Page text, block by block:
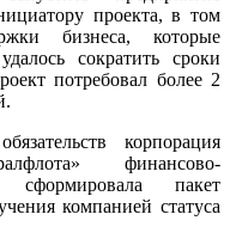
проекта, в том
бизнеса, которые
сократить сроки
потребовал более 2
корпорация
финансово-
сформировала пакет
компанией статуса